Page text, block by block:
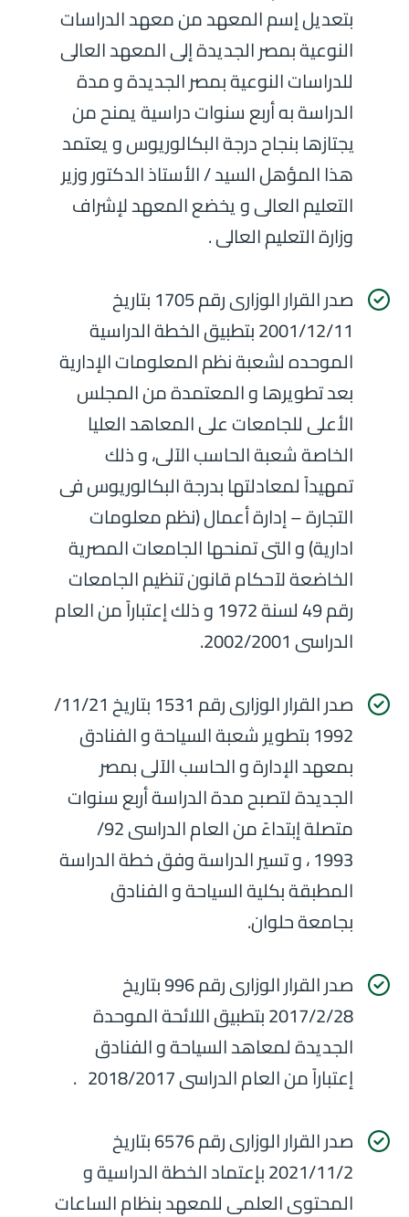
بتعديل إسم المعهد من معهد الدراسات
النوعية بمصر الجديدة إلى المعهد العالى
للدراسات النوعية بمصر الجديدة و مدة
الدراسة به أربع سنوات دراسية يمنح من
يجتازها بنجاح درجة البكالوريوس و يعتمد
هذا المؤهل السيد / الأستاذ الدكتور وزير
التعليم العالى و يخضع المعهد لإشراف
وزارة التعليم العالى .
صدر القرار الوزارى رقم 1705 بتاريخ
2001/12/11 بتطبيق الخطة الدراسية
الموحده لشعبة نظم المعلومات الإدارية
بعد تطويرها و المعتمدة من المجلس
الأعلى للجامعات على المعاهد العليا
الخاصة شعبة الحاسب الآلى، و ذلك
تمهيداً لمعادلتها بدرجة البكالوريوس فى
التجارة – إدارة أعمال (نظم معلومات
ادارية) و التى تمنحها الجامعات المصرية
الخاضعة لآحكام قانون تنظيم الجامعات
رقم 49 لسنة 1972 و ذلك إعتباراً من العام
الدراسى 2002/2001.
صدر القرار الوزارى رقم 1531 بتاريخ 11/21/
1992 بتطوير شعبة السياحة و الفنادق
بمعهد الإدارة و الحاسب الآلى بمصر
الجديدة لتصبح مدة الدراسة أربع سنوات
متصلة إبتداءً من العام الدراسى 92/
1993 ، و تسير الدراسة وفق خطة الدراسة
المطبقة بكلية السياحة و الفنادق
بجامعة حلوان.
صدر القرار الوزارى رقم 996 بتاريخ
2017/2/28 بتطبيق اللائحة الموحدة
الجديدة لمعاهد السياحة و الفنادق
إعتباراً من العام الدراسى 2018/2017 .
صدر القرار الوزارى رقم 6576 بتاريخ
2021/11/2 بإعتماد الخطة الدراسية و
المحتوى العلمى للمعهد بنظام الساعات